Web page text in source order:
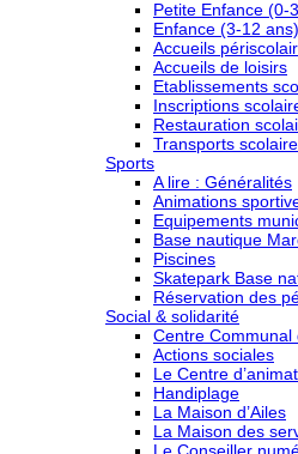
Petite Enfance (0-
Enfance (3-12 ans)
Accueils
Accueils de loisirs
Etablissements
Inscriptions
Restauration
Transports
Sports
A lire : Généralités
Animations
Equipements
Base nautique
Piscines
Skatepark Base
Réservation des
Social & solidarité
Centre Communal
Actions sociales
Le Centre
Handiplage
La Maison d’Ailes
La Maison des